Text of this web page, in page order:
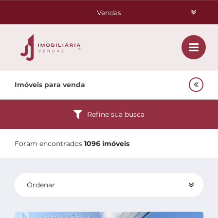
Vendas
Empreendimentos Agnes
Lançamentos
Oportunidades
Imóveis para venda
Refine sua busca
Foram encontrados 1096 imóveis
Ordenar